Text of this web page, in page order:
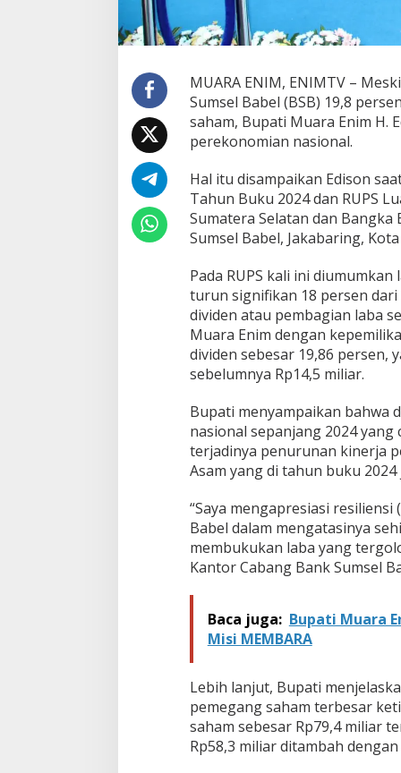
i
a
n
R
e
s
l
i
e
n
s
B
a
n
k
S
u
m
s
l
B
a
b
e
MUARA ENIM, ENIMTV –
Sumsel Babel (BSB) 19,8
saham, Bupati Muara Enim H.
perekonomian nasional.
Hal itu disampaikan Edison
Tahun Buku 2024 dan RUPS
Sumatera Selatan dan
Sumsel Babel, Jakabaring,
Pada RUPS kali ini
turun signifikan 18 persen
dividen atau pembagian laba
Muara Enim dengan
dividen sebesar 19,86 persen,
sebelumnya Rp14,5 miliar.
Bupati menyampaikan bahwa
nasional sepanjang 2024
terjadinya penurunan kinerja
Asam yang di tahun buku
“Saya mengapresiasi
Babel dalam mengatasinya
membukukan laba yang
Kantor Cabang Bank Sumsel
Baca juga: Bupati Muara
Misi MEMBARA
Lebih lanjut, Bupati
pemegang saham terbesar
saham sebesar Rp79,4 miliar
Rp58,3 miliar ditambah